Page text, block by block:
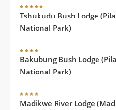
Tshukudu Bush Lodge
National Park)
Bakubung Bush Lodge
National Park)
Madikwe River Lodge